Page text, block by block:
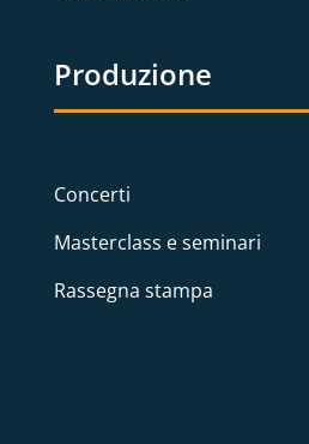
Produzione
Concerti
Masterclass e seminari
Rassegna stampa